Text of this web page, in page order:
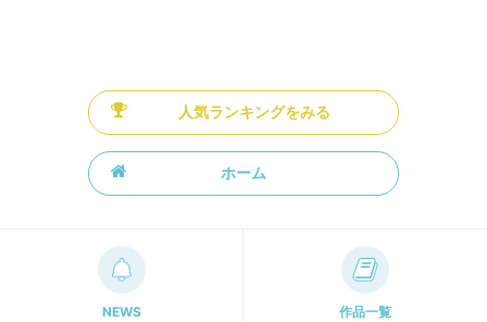
人気ランキングをみる
ホーム
NEWS 作品一覧